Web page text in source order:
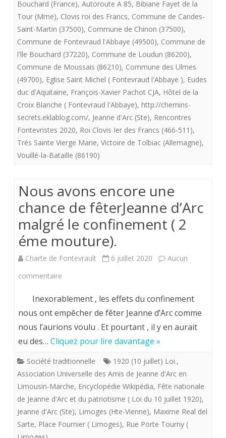
août
à
Fontevraud
l’Abbaye
Bouchard (France), Autoroute A 85, Bibiane Fayet de la
Tour (Mme), Clovis roi des Francs, Commune de Candes-
Saint-Martin (37500), Commune de Chinon (37500),
Commune de Fontevraud l'Abbaye (49500), Commune de
l'île Bouchard (37220), Commune de Loudun (86200),
Commune de Moussais (86210), Commune des Ulmes
(49700), Eglise Saint Michel ( Fontevraud l'Abbaye ), Eudes
duc d'Aquitaine, François-Xavier Pachot CJA, Hôtel de la
Croix Blanche ( Fontevraud l'Abbaye), http://chemins-
secrets.eklablog.com/, Jeanne d'Arc (Ste), Rencontres
Fontevristes 2020, Roi Clovis Ier des Francs (466-511),
Trés Sainte Vierge Marie, Victoire de Tolbiac (Allemagne),
Vouillé-la-Bataille (86190)
Nous avons encore une
chance de fêterJeanne d’Arc
malgré le confinement ( 2
éme mouture).
Charte de Fontevrault 6 juillet 2020
Aucun
commentaire
avons
encore
une
chance
de
fêterJeanne
d’Arc
Inexorablement , les effets du confinement
nous ont empêcher de fêter Jeanne d’Arc comme
nous l’aurions voulu . Et pourtant , il y en aurait
eu des… Cliquez pour lire davantage »
Société traditionnelle 1920 (10 juillet) Loi.,
Association Universelle des Amis de Jeanne d'Arc en
Limousin-Marche, Encyclopédie Wikipédia, Fête nationale
de Jeanne d'Arc et du patriotisme ( Loi du 10 juillet 1920),
Jeanne d'Arc (Ste), Limoges (Hte-Vienne), Maxime Real del
Sarte, Place Fournier ( Limoges), Rue Porte Tourny (